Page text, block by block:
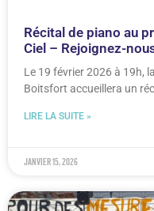
Récital de piano au
Ciel – Rejoignez-
Le 19 février 2026 à 19h,
Boitsfort accueillera un
LIRE LA SUITE »
janvier 15, 2026